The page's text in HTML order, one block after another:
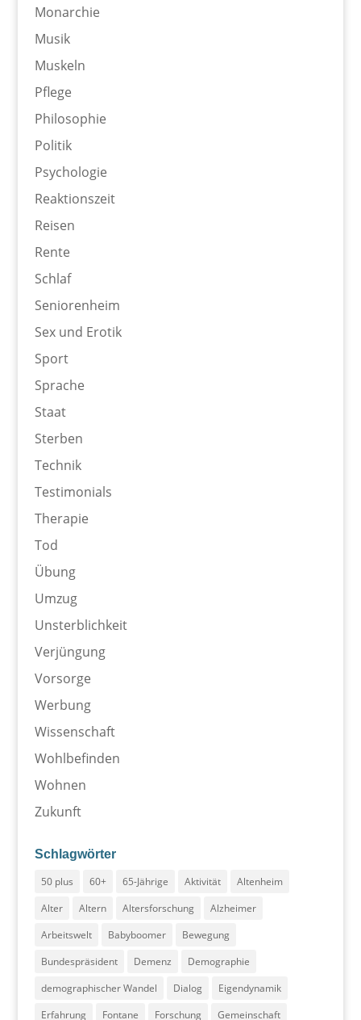
Monarchie
Musik
Muskeln
Pflege
Philosophie
Politik
Psychologie
Reaktionszeit
Reisen
Rente
Schlaf
Seniorenheim
Sex und Erotik
Sport
Sprache
Staat
Sterben
Technik
Testimonials
Therapie
Tod
Übung
Umzug
Unsterblichkeit
Verjüngung
Vorsorge
Werbung
Wissenschaft
Wohlbefinden
Wohnen
Zukunft
Schlagwörter
50 plus
60+ 65-Jährige Aktivität
Altenheim
Alter
Altern Altersforschung
Alzheimer
Arbeitswelt
Babyboomer
Bewegung
Bundespräsident
Demenz
Demographie
demographischer Wandel
Dialog
Eigendynamik
Erfahrung
Fontane Forschung Gemeinschaft